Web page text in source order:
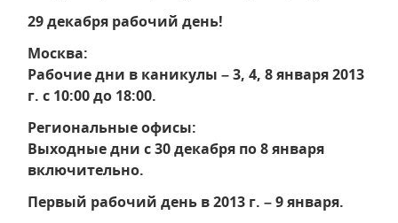
29 декабря рабочий день!
Москва:
Рабочие дни в каникулы – 3, 4, 8 января 2013
г. с 10:00 до 18:00.
Региональные офисы:
Выходные дни с 30 декабря по 8 января
включительно.
Первый рабочий день в 2013 г. – 9 января.